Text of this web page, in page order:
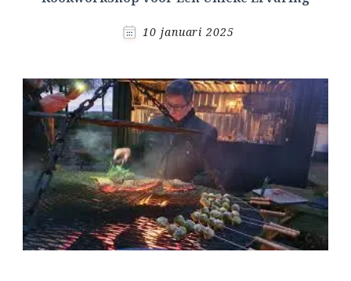
10 januari 2025